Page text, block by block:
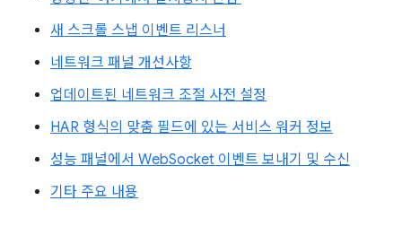
새 스크롤 스냅 이벤트 리스너
네트워크 패널 개선사항
업데이트된 네트워크 조절 사전 설정
HAR 형식의 맞춤 필드에 있는 서비스 워커 정보
성능 패널에서 WebSocket 이벤트 보내기 및 수신
기타 주요 내용